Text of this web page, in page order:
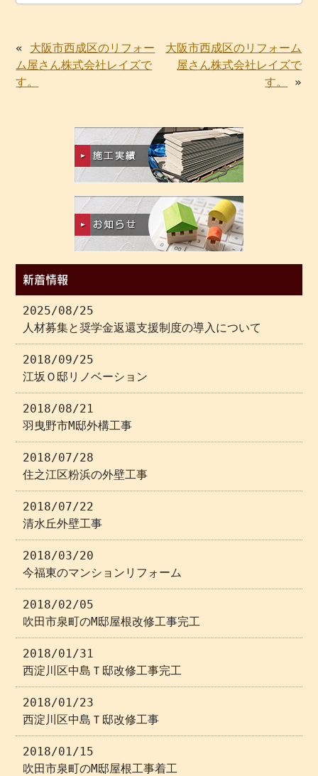
« 大阪市西成区のリフォー
ム屋さん株式会社レイズで
す。
大阪市西成区のリフォーム
屋さん株式会社レイズで
す。
»
新着情報
2025/08/25
人材募集と奨学金返還支援制度の導入について
2018/09/25
江坂Ｏ邸リノベーション
2018/08/21
羽曳野市M邸外構工事
2018/07/28
住之江区粉浜の外壁工事
2018/07/22
清水丘外壁工事
2018/03/20
今福東のマンションリフォーム
2018/02/05
吹田市泉町のM邸屋根改修工事完工
2018/01/31
西淀川区中島Ｔ邸改修工事完工
2018/01/23
西淀川区中島Ｔ邸改修工事
2018/01/15
吹田市泉町のM邸屋根工事着工